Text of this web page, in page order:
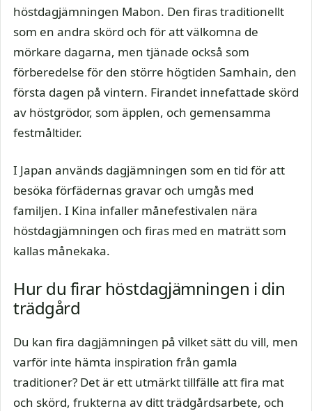
höstdagjämningen Mabon. Den firas traditionellt
som en andra skörd och för att välkomna de
mörkare dagarna, men tjänade också som
förberedelse för den större högtiden Samhain, den
första dagen på vintern. Firandet innefattade skörd
av höstgrödor, som äpplen, och gemensamma
festmåltider.
I Japan används dagjämningen som en tid för att
besöka förfädernas gravar och umgås med
familjen. I Kina infaller månefestivalen nära
höstdagjämningen och firas med en maträtt som
kallas månekaka.
Hur du firar höstdagjämningen i din
trädgård
Du kan fira dagjämningen på vilket sätt du vill, men
varför inte hämta inspiration från gamla
traditioner? Det är ett utmärkt tillfälle att fira mat
och skörd, frukterna av ditt trädgårdsarbete, och